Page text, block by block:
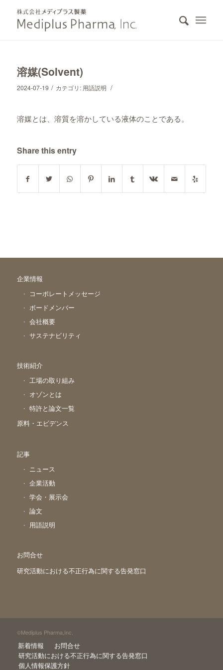
溶媒(Solvent)
2024-07-19 / カテゴリ: 用語説明 /
溶媒とは、溶質を溶かしている液体のことである。
Share this entry
企業情報
コーポレートメッセージ
ボードメンバー
会社概要
サステナビリティ
技術紹介
工場の取り組み
オゾンとは
特許と論文一覧
原料・エビデンス
記事
ニュース
企業活動
学会・展示会
論文
用語説明
お問合せ
研究活動における不正行為に関する告発窓口
©Mediplus Pharma,Inc.
新着情報
お問合せ
研究活動における不正行為に関する告発窓口
個人情報保護方針